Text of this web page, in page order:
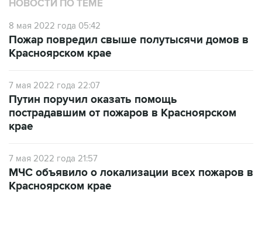
НОВОСТИ ПО ТЕМЕ
8 мая 2022 года 05:42
Пожар повредил свыше полутысячи домов в
Красноярском крае
7 мая 2022 года 22:07
Путин поручил оказать помощь
пострадавшим от пожаров в Красноярском
крае
7 мая 2022 года 21:57
МЧС объявило о локализации всех пожаров в
Красноярском крае